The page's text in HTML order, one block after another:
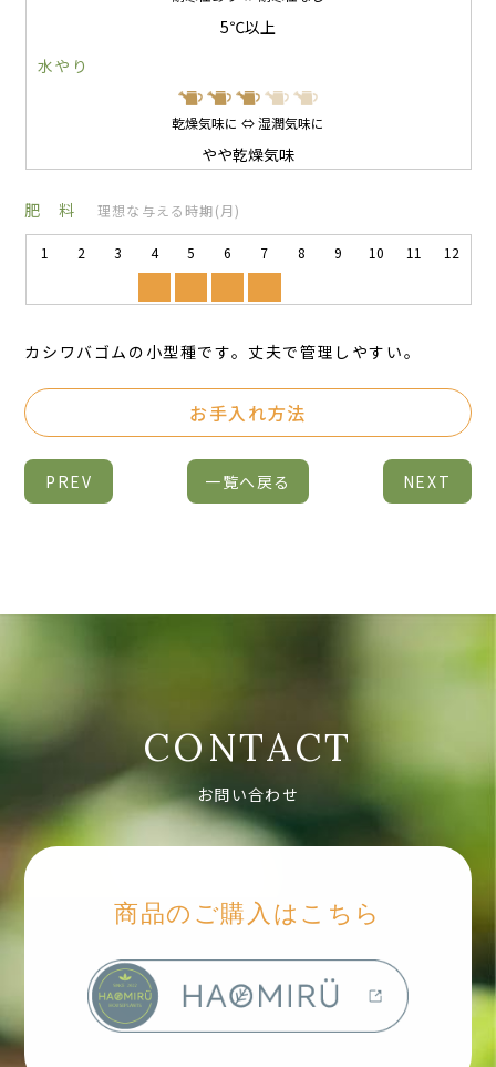
5℃以上
水やり
乾燥気味に ⇔ 湿潤気味に
やや乾燥気味
肥 料 理想な与える時期(月)
1 2 3 4 5 6 7 8 9 10 11 12
カシワバゴムの小型種です。丈夫で管理しやすい。
お手入れ方法
PREV 一覧へ戻る NEXT
CONTACT
お問い合わせ
商品のご購入はこちら